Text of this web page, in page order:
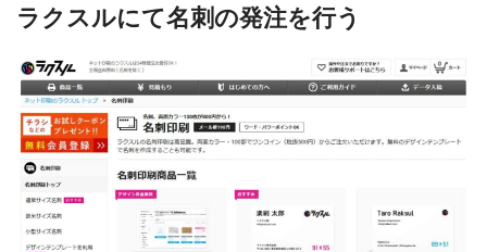
ラクスルにて名刺の発注を行う